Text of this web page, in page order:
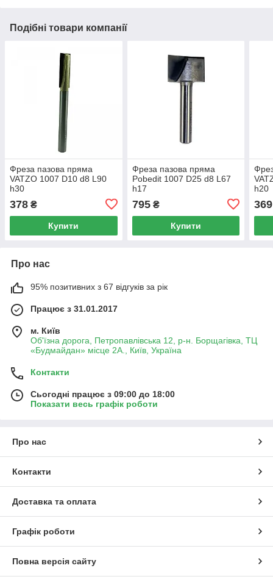
Подібні товари компанії
Фреза пазова пряма
VATZO 1007 D10 d8 L90
h30
378 ₴
Купити
Фреза пазова пряма
Pobedit 1007 D25 d8 L67
h17
795₴
Купити
h20
369
Про нас
95% позитивних з 67 відгуків за рік
Працює з 31.01.2017
м. Київ
Об'їзна дорога, Петропавлівська 12, р-н. Борщагівка, ТЦ
«Будмайдан» місце 2А., Київ, Україна
Контакти
Сьогодні працює з 09:00 до 18:00
Показати весь графік роботи
Про нас
Контакти
Доставка та оплата
Графік роботи
Повна версія сайту